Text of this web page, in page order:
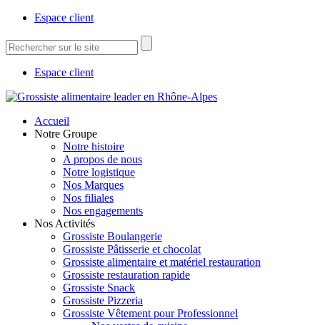
Espace client
Espace client
Accueil
Notre Groupe
Notre histoire
A propos de nous
Notre logistique
Nos Marques
Nos filiales
Nos engagements
Nos Activités
Grossiste Boulangerie
Grossiste Pâtisserie et chocolat
Grossiste alimentaire et matériel restauration
Grossiste restauration rapide
Grossiste Snack
Grossiste Pizzeria
Grossiste Vêtement pour Professionnel